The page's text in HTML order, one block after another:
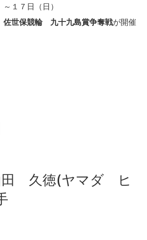
１７日（日）
世保競輪 九十九島賞争奪戦が開催
徳(ヤマダ ヒ